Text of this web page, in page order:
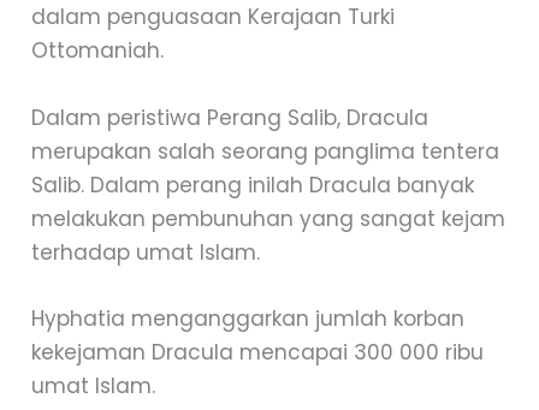
dalam penguasaan Kerajaan Turki
Ottomaniah.
Dalam peristiwa Perang Salib, Dracula
merupakan salah seorang panglima tentera
Salib. Dalam perang inilah Dracula banyak
melakukan pembunuhan yang sangat kejam
terhadap umat Islam.
Hyphatia menganggarkan jumlah korban
kekejaman Dracula mencapai 300 000 ribu
umat Islam.